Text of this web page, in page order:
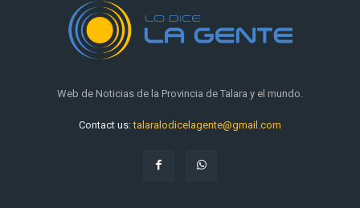
Web de Noticias de la Provincia de Talara y el mundo.
Contact us:talaralodicelagente@gmail.com